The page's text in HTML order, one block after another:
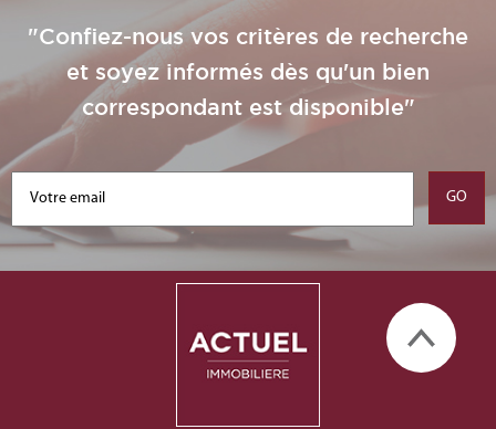
"Confiez-nous vos critères de recherche
et soyez informés dès qu'un bien
correspondant est disponible"